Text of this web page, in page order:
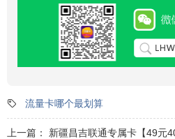
流量卡哪个最划算
上一篇： 新疆昌吉联通专属卡【49元